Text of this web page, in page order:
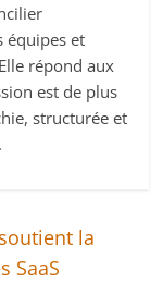
équipes et
répond aux
est de plus
structurée et
la
SaaS